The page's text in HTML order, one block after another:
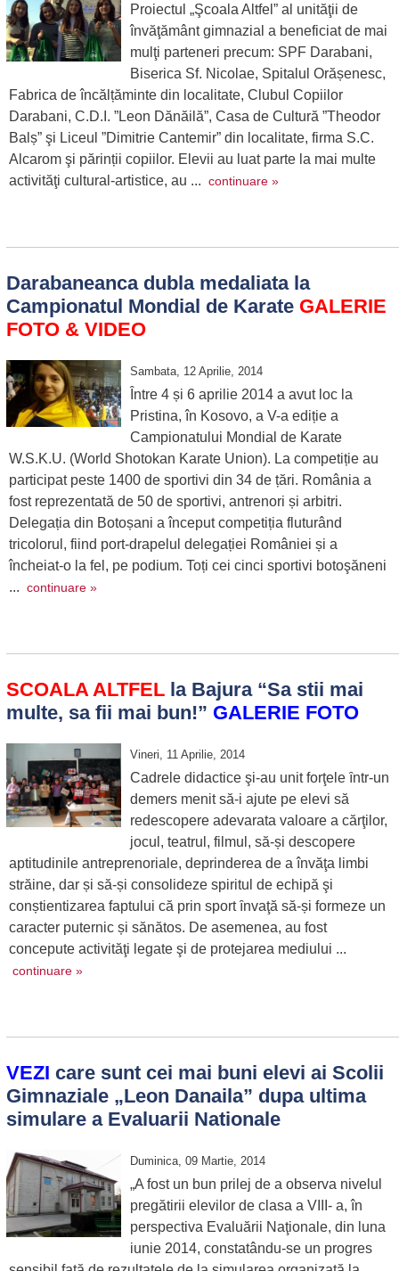
Proiectul „Şcoala Altfel” al unităţii de
învăţământ gimnazial a beneficiat de mai
mulţi parteneri precum: SPF Darabani,
Biserica Sf. Nicolae, Spitalul Orășenesc,
Fabrica de încălțăminte din localitate, Clubul Copiilor
Darabani, C.D.I. ”Leon Dănăilă”, Casa de Cultură ”Theodor
Balș” şi Liceul ”Dimitrie Cantemir” din localitate, firma S.C.
Alcarom şi părinții copiilor. Elevii au luat parte la mai multe
activităţi cultural-artistice, au ... continuare »
Darabaneanca dubla medaliata la
Campionatul Mondial de Karate GALERIE
FOTO & VIDEO
Sambata, 12 Aprilie, 2014
Între 4 și 6 aprilie 2014 a avut loc la
Pristina, în Kosovo, a V-a ediție a
Campionatului Mondial de Karate
W.S.K.U. (World Shotokan Karate Union). La competiție au
participat peste 1400 de sportivi din 34 de țări. România a
fost reprezentată de 50 de sportivi, antrenori și arbitri.
Delegația din Botoșani a început competiția fluturând
tricolorul, fiind port-drapelul delegației României și a
încheiat-o la fel, pe podium. Toți cei cinci sportivi botoşăneni
... continuare »
SCOALA ALTFELla Bajura “Sa stii mai
multe, sa fii mai bun!” GALERIE FOTO
Vineri, 11 Aprilie, 2014
Cadrele didactice şi-au unit forţele ȋntr-un
demers menit să-i ajute pe elevi să
redescopere adevarata valoare a cărţilor,
jocul, teatrul, filmul, să-și descopere
aptitudinile antreprenoriale, deprinderea de a învăţa limbi
străine, dar și să-și consolideze spiritul de echipă şi
conștientizarea faptului că prin sport ȋnvaţă să-și formeze un
caracter puternic și sănătos. De asemenea, au fost
concepute activităţi legate şi de protejarea mediului ...
continuare »
VEZI care sunt cei mai buni elevi ai Scolii
Gimnaziale „Leon Danaila” dupa ultima
simulare a Evaluarii Nationale
Duminica, 09 Martie, 2014
„A fost un bun prilej de a observa nivelul
pregătirii elevilor de clasa a VIII- a, în
perspectiva Evaluării Naţionale, din luna
iunie 2014, constatându-se un progres